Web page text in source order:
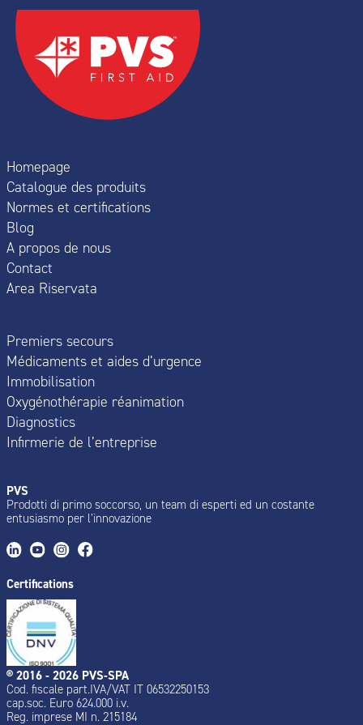
Homepage
Catalogue des produits
Normes et certifications
Blog
A propos de nous
Contact
Area Riservata
Premiers secours
Médicaments et aides d’urgence
Immobilisation
Oxygénothérapie réanimation
Diagnostics
Infirmerie de l’entreprise
PVS
Prodotti di primo soccorso, un team di esperti ed un costante
entusiasmo per l’innovazione
Certifications
® 2016 - 2026 PVS-SPA
Cod. fiscale part.IVA/VAT IT 06532250153
cap.soc. Euro 624.000 i.v.
Reg. imprese MI n. 215184